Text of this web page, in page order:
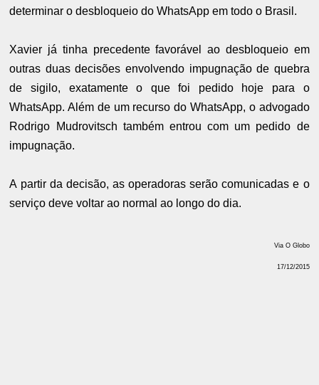
determinar o desbloqueio do WhatsApp em todo o Brasil.
Xavier já tinha precedente favorável ao desbloqueio em
outras duas decisões envolvendo impugnação de quebra
de sigilo, exatamente o que foi pedido hoje para o
WhatsApp. Além de um recurso do WhatsApp, o advogado
Rodrigo Mudrovitsch também entrou com um pedido de
impugnação.
A partir da decisão, as operadoras serão comunicadas e o
serviço deve voltar ao normal ao longo do dia.
Via O Globo
17/12/2015